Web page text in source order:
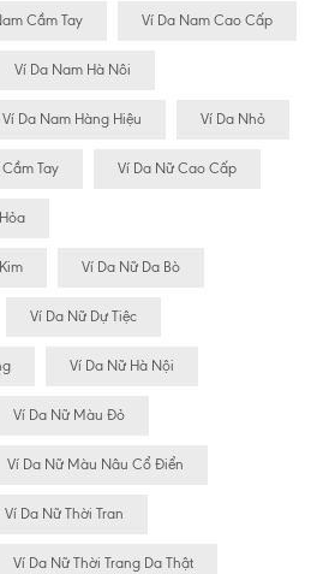
Cầm Tay Ví Da Nam Cao Cấp
Ví Da Nam Hà Nôi
Ví Da Nam Hàng Hiệu Ví Da Nhỏ
Tay Ví Da Nữ Cao Cấp
Ví Da Nữ Da Bò
Ví Da Nữ Dự Tiệc
Ví Da Nữ Hà Nội
Ví Da Nữ Màu Đỏ
Ví Da Nữ Màu Nâu Cổ Điển
Ví Da Nữ Thời Tran
Ví Da Nữ Thời Trang Da Thật